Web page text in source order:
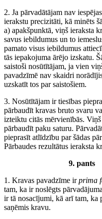
2. Ja pārvadātājam nav
ierakstu precizitāti, kā minēts
a) apakšpunktā, viņš ieraksta
savus iebildumus un to
pamato visus iebildumus
tās iepakojuma ārējo izskatu.
saistoši nosūtītājam, ja vien
pavadzīmē nav skaidri
uzskatīt tos par saistošiem.
3. Nosūtītājam ir tiesības
pārbaudīt kravas bruto svaru
izteiktu citās mērvienībās.
pārbaudīt paku saturu.
pieprasīt atlīdzību par šādas
Pārbaudes rezultātus ieraksta
9. pants
1. Kravas pavadzīme irprima
tam, ka ir noslēgts
ir tā nosacījumi, kā arī tam, ka
saņēmis kravu.